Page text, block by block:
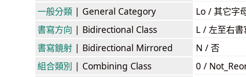
一般分類 | General Category
Lo / 其它字
書寫方向 | Bidirectional Class
L / 左至右書
書寫鏡射 | Bidirectional Mirrored
N / 否
組合類別 | Combining Class
0 /